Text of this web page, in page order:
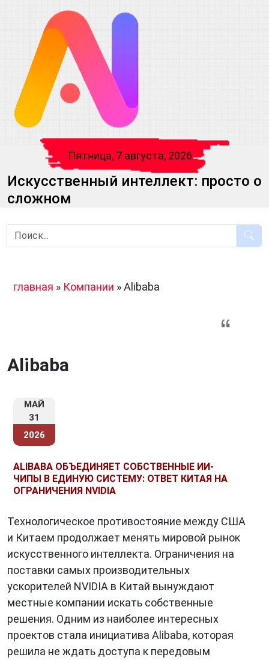
Пятница, 7 августа, 2026
Искусственный интеллект: просто о
сложном
главная » Компании »Alibaba
Alibaba
МАЙ
31
2026
ALIBABA ОБЪЕДИНЯЕТ СОБСТВЕННЫЕ ИИ-
ЧИПЫ В ЕДИНУЮ СИСТЕМУ: ОТВЕТ КИТАЯ НА
ОГРАНИЧЕНИЯ NVIDIA
Технологическое противостояние между США
и Китаем продолжает менять мировой рынок
искусственного интеллекта. Ограничения на
поставки самых производительных
ускорителей NVIDIA в Китай вынуждают
местные компании искать собственные
решения. Одним из наиболее интересных
проектов стала инициатива Alibaba, которая
решила не ждать доступа к передовым